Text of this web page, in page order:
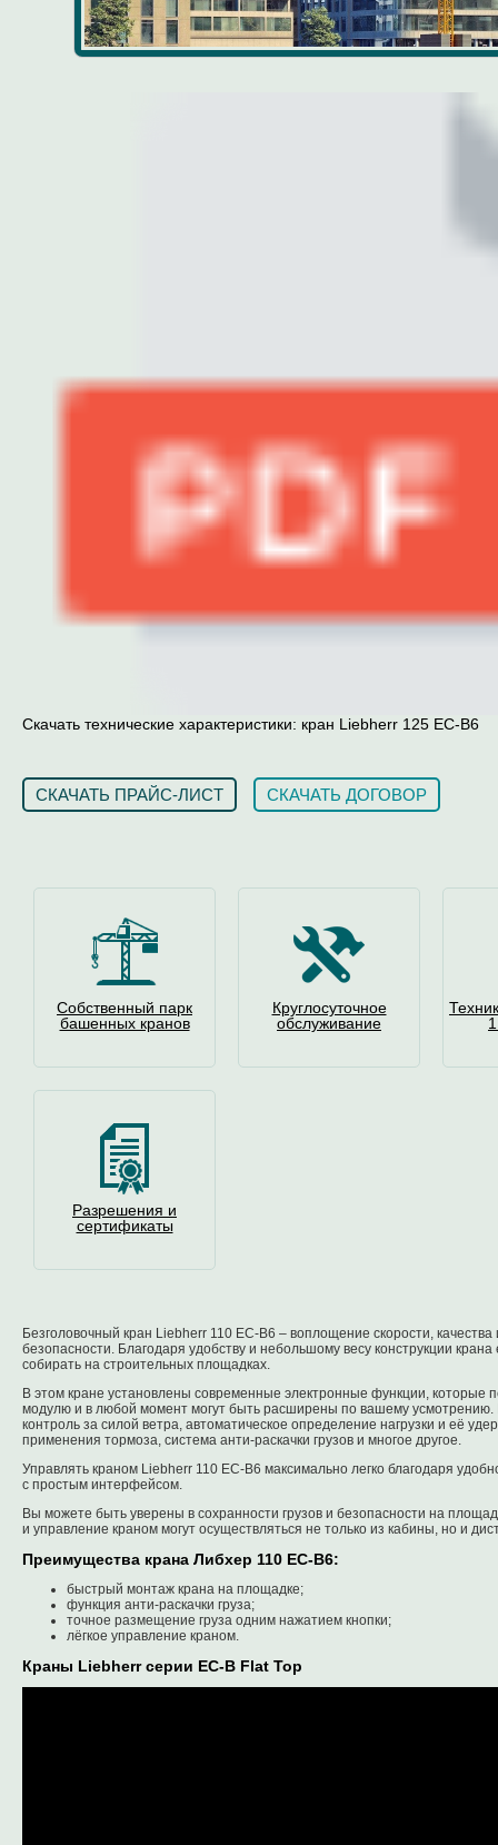
Скачать технические характеристики: кран Liebherr 125 EC-B6
СКАЧАТЬ ПРАЙС-ЛИСТ СКАЧАТЬ ДОГОВОР
Собственный парк
башенных кранов
Круглосуточное
обслуживание
Разрешения и
сертификаты
Безголовочный кран Liebherr 110 EC-B6 – воплощение скорости, качества
безопасности. Благодаря удобству и небольшому весу конструкции крана
собирать на строительных площадках.
В этом кране установлены современные электронные функции, которые
модулю и в любой момент могут быть расширены по вашему усмотрению.
контроль за силой ветра, автоматическое определение нагрузки и её
применения тормоза, система анти-раскачки грузов и многое другое.
Управлять краном Liebherr 110 EC-B6 максимально легко благодаря
с простым интерфейсом.
Вы можете быть уверены в сохранности грузов и безопасности на
и управление краном могут осуществляться не только из кабины, но и
Преимущества крана Либхер 110 EC-B6:
быстрый монтаж крана на площадке;
функция анти-раскачки груза;
точное размещение груза одним нажатием кнопки;
лёгкое управление краном.
Краны Liebherr серии EC-B Flat Top